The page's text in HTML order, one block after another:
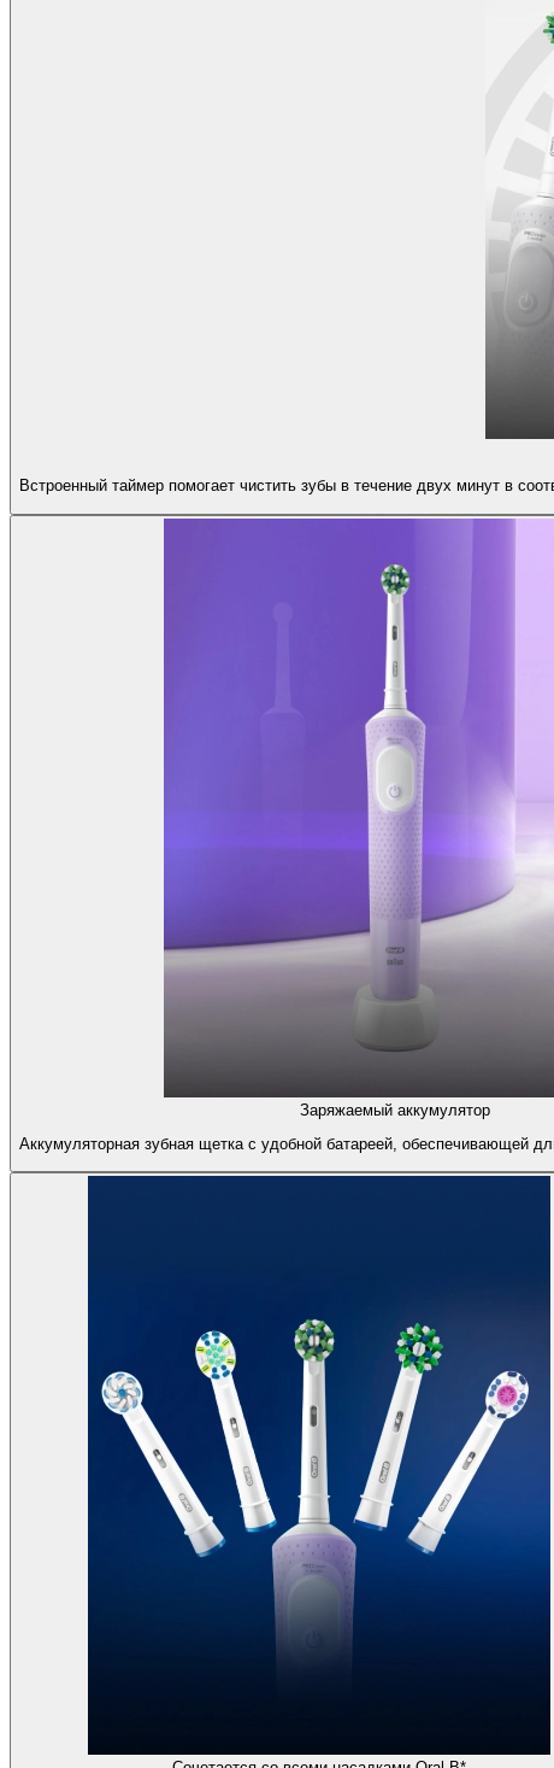
Встроенный таймер помогает чистить зубы в течение двух минут в
Заряжаемый аккумулятор
Аккумуляторная зубная щетка с удобной батареей, обеспечивающей